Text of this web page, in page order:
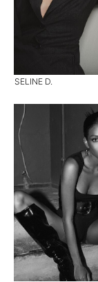
SELINE D.